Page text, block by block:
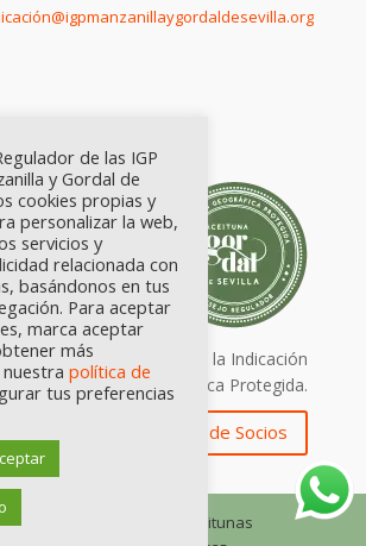
por Origen. Sellos de la Indicación
Geográfica Protegida.
Zona de Socios
Regulador de las IGP Aceitunas
de las IGP
y Gordal de
cookies propias y
personalizar la web,
servicios y
relacionada con
basándonos en tus
Para aceptar
marca aceptar
más
política de
tus preferencias